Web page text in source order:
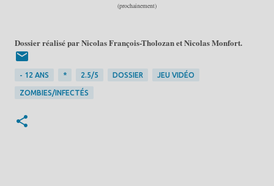
(prochainement)
Dossier réalisé par Nicolas François-Tholozan et Nicolas Monfort.
- 12 ANS * 2.5/5 DOSSIER JEU VIDÉO
ZOMBIES/INFECTÉS